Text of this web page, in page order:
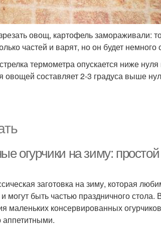
овощ, картофель замораживали:
частей и варят, но он будет немного
термометра опускается ниже
овощей составляет 2-3 градуса выше
огурчики на зиму:
заготовка на зиму, которая
могут быть частью праздничного
маленьких консервированных